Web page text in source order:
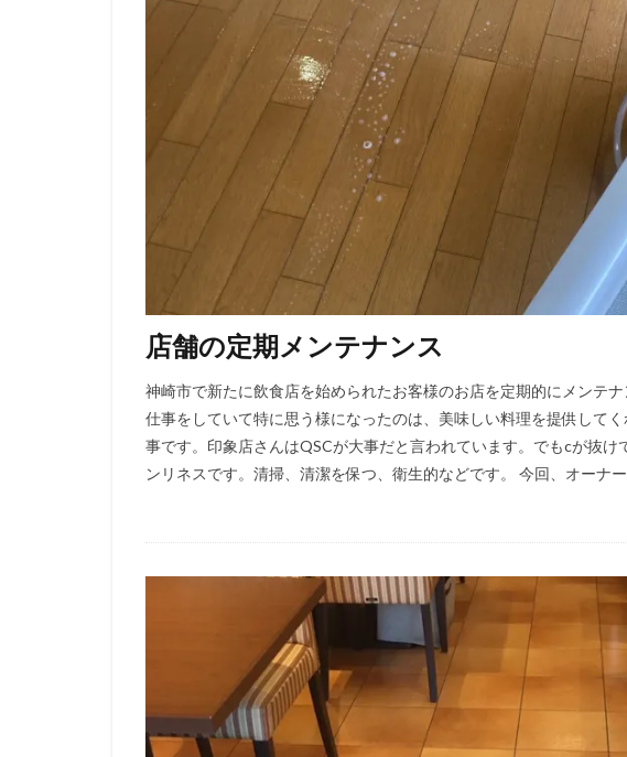
店舗の定期メンテナンス
神崎市で新たに飲食店を始められたお客様のお店を定期的にメンテ
仕事をしていて特に思う様になったのは、美味しい料理を提供して
事です。印象店さんはQSCが大事だと言われています。でもcが抜け
ンリネスです。清掃、清潔を保つ、衛生的などです。 今回、オーナ